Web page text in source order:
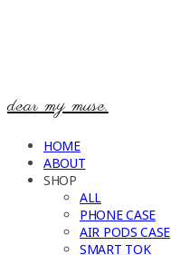
dear my muse.
HOME
ABOUT
SHOP
ALL
PHONE CASE
AIR PODS CASE
SMART TOK